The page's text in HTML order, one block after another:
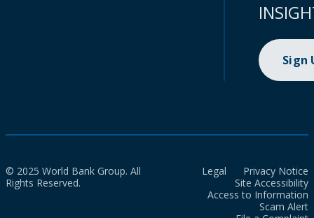
Sign
© 2025 World Bank Group. All
Rights Reserved.
Legal
Privacy Notice
Site Accessibility
Access to Information
Scam Alert